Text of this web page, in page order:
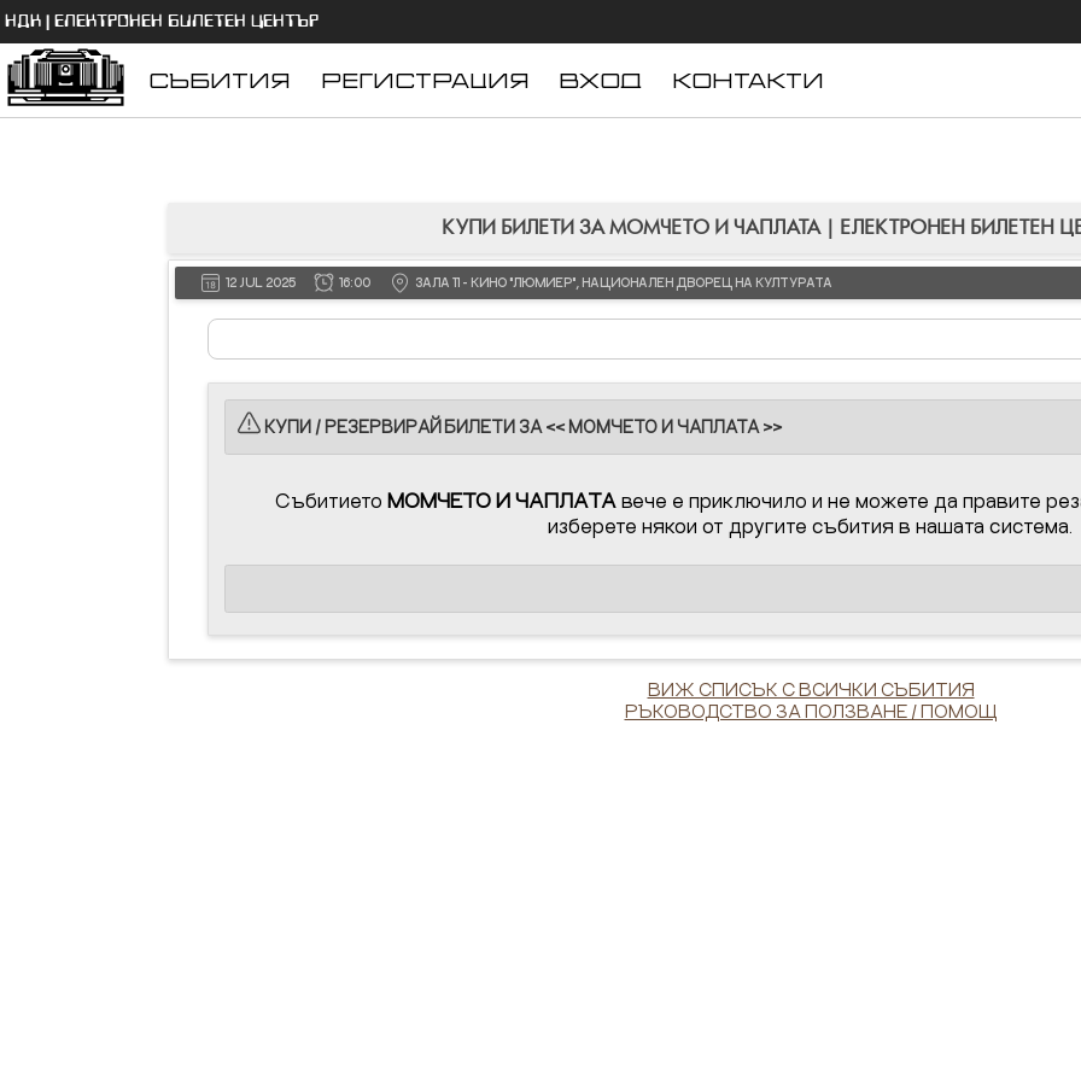
НДК | ЕЛЕКТРОНЕН БИЛЕТЕН ЦЕНТЪР
СЪБИТИЯ РЕГИСТРАЦИЯ ВХОД КОНТАКТИ
КУПИ БИЛЕТИ ЗА МОМЧЕТО И ЧАПЛАТА | ЕЛЕКТРОНЕН БИЛЕТЕН
12 JUL 2025 16:00 ЗАЛА 11 - КИНО "ЛЮМИЕР", НАЦИОНАЛЕН ДВОРЕЦ НА КУЛТУРАТА
КУПИ / РЕЗЕРВИРАЙ БИЛЕТИ ЗА << МОМЧЕТО И ЧАПЛАТА >>
СъбитиетоМОМЧЕТО И ЧАПЛАТА вече е приключило и не можете да правите
изберете някои от другите събития в нашата система.
ВИЖ СПИСЪК С ВСИЧКИ СЪБИТИЯ
РЪКОВОДСТВО ЗА ПОЛЗВАНЕ / ПОМОЩ